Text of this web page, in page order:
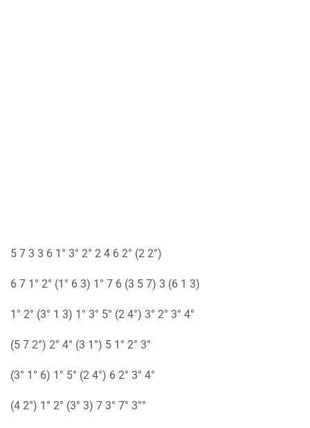
5 7 3 3 6 1° 3° 2° 2 4 6 2° (2 2°)
6 7 1° 2° (1° 6 3) 1° 7 6 (3 5 7) 3 (6 1 3)
1° 2° (3° 1 3) 1° 3° 5° (2 4°) 3° 2° 3° 4°
(5 7 2°) 2° 4° (3 1°) 5 1° 2° 3°
(3° 1° 6) 1° 5° (2 4°) 6 2° 3° 4°
(4 2°) 1° 2° (3° 3) 7 3° 7° 3°°